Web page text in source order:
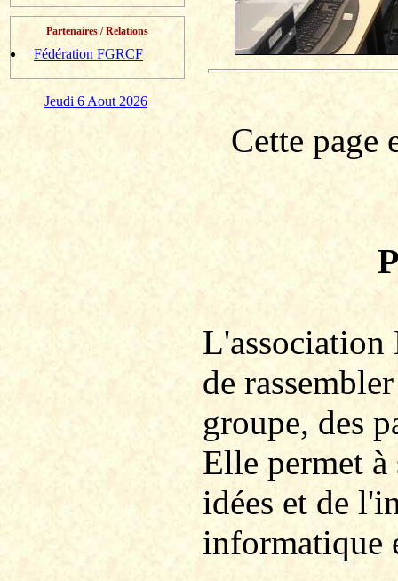
Partenaires / Relations
Fédération FGRCF
Jeudi 6 Aout 2026
Cette page
L'association
de
groupe, des
Elle permet à
idées et de
informatique